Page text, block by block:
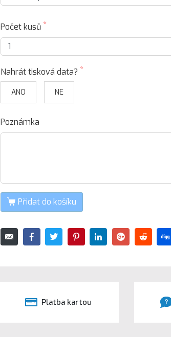
Počet kusů
Nahrát tisková data?
ANO NE
Poznámka
Přidat do košíku
Platba kartou